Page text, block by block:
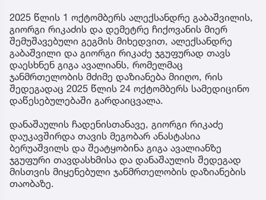
2025 წლის 1 ოქტომბერს ალექსანდრე გაბაშვილის,
გიორგი რიკაძის და დემეტრე ჩიქოვანის მიერ
შემუშავებული გეგმის მიხედვით, ალექსანდრე
გაბაშვილი და გიორგი რიკაძე ჯგუფურად თავს
დაესხნენ გიგა ავალიანს, რომელმაც
ჯანმრთელობის მძიმე დაზიანება მიიღო, რის
შედეგადაც 2025 წლის 24 ოქტომბერს სამედიცინო
დაწესებულებაში გარდაიცვალა.
დანაშაულის ჩადენისთანავე, გიორგი რიკაძე
დაუკავშირდა თავის მეგობარ ანასტასია
ბერუაშვილს და შეატყობინა გიგა ავალიანზე
ჯგუფური თავდასხმისა და დანაშაულის შედეგად
მისთვის მიყენებული ჯანმრთელობის დაზიანების
თაობაზე.